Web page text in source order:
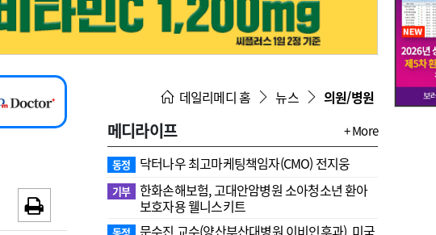
공시 지침·기준·평가 약제급여 심사 결과
데일리메디 홈 뉴스 의원/병원
메디라이프 + More
동정 닥터나우 최고마케팅책임자(CMO) 전지웅
기부 한화손해보험, 고대안암병원 소아청소년 환아
보호자용 웰니스키트
문수진 교수( 양산부산대병원 이비인후과), 미국